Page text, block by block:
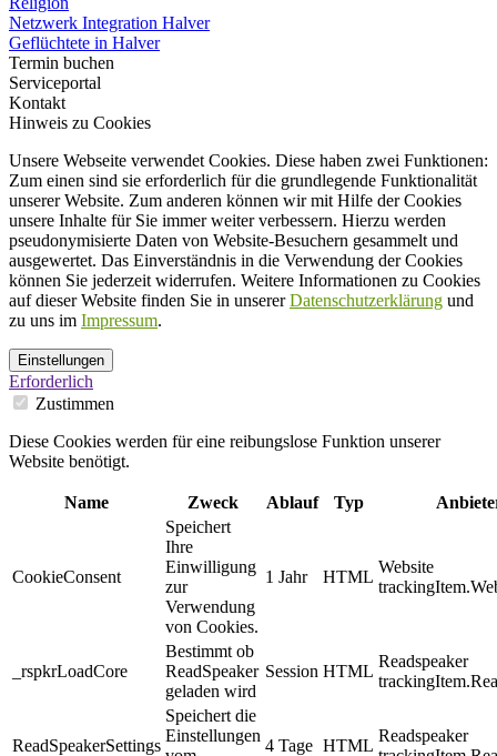
Netzwerk Integration Halver
Geflüchtete in Halver
Termin buchen
Serviceportal
Kontakt
Hinweis zu Cookies
Unsere Webseite verwendet Cookies. Diese haben zwei Funktionen:
Zum einen sind sie erforderlich für die grundlegende Funktionalität
unserer Website. Zum anderen können wir mit Hilfe der Cookies
unsere Inhalte für Sie immer weiter verbessern. Hierzu werden
pseudonymisierte Daten von Website-Besuchern gesammelt und
ausgewertet. Das Einverständnis in die Verwendung der Cookies
können Sie jederzeit widerrufen. Weitere Informationen zu Cookies
auf dieser Website finden Sie in unsererDatenschutzerklärung und
zu uns im Impressum.
Einstellungen
Erforderlich
Zustimmen
Diese Cookies werden für eine reibungslose Funktion unserer
Website benötigt.
Name Zweck Ablauf Typ
CookieConsent
Speichert
Ihre
Einwilligung
zur
Verwendung
von Cookies.
1 Jahr HTML
Website
_rspkrLoadCore
Bestimmt ob
ReadSpeaker
geladen wird
Session HTML
Readspeaker
ReadSpeakerSettings
Speichert die
Einstellungen
4 Tage HTML
Readspeaker